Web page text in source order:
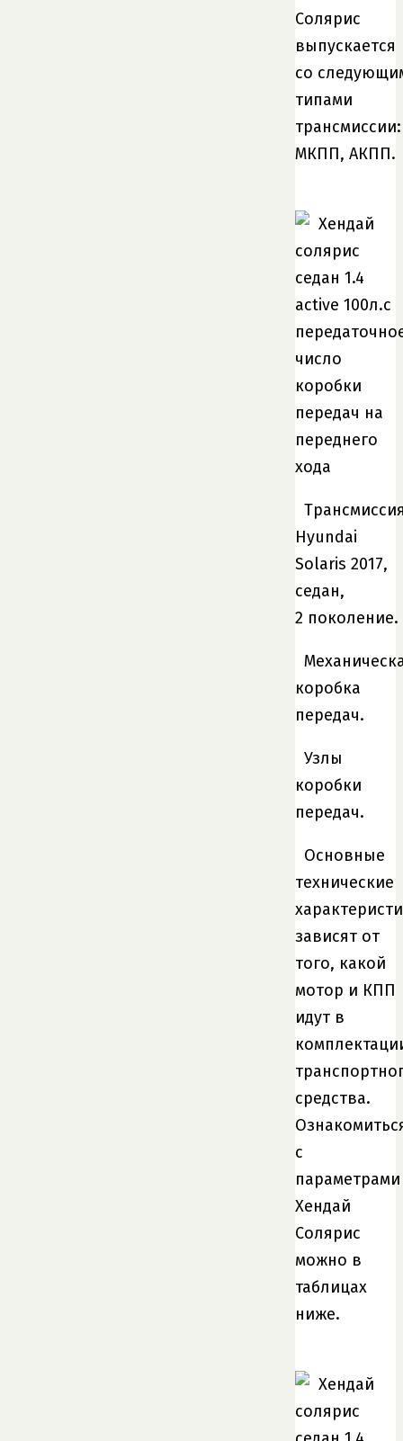
Солярис
выпускается
со
типами
трансмиссии:
МКПП, АКПП.
Hyundai
Solaris 2017,
седан,
2 поколение.
коробка
передач.
Узлы
коробки
передач.
Основные
технические
зависят от
того, какой
мотор и КПП
идут в
средства.
с
параметрами
Хендай
Солярис
можно в
таблицах
ниже.